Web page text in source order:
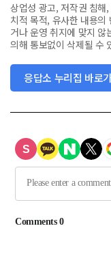
상업성 광고, 저작권 침해
치적 목적, 유사한 내용
거나 운영 취지에 맞지 않
의해 통보없이 삭제될 수
응답소 누리집 바로